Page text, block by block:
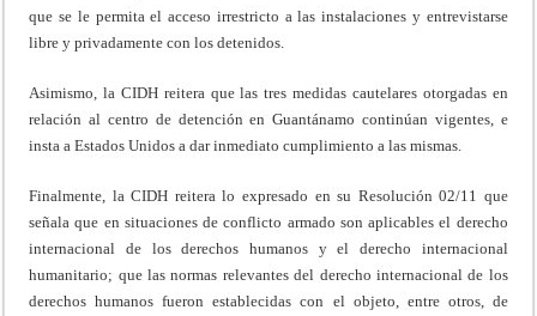
que se le permita el acceso irrestricto a las instalaciones y entrevistarse
libre y privadamente con los detenidos.
Asimismo, la CIDH reitera que las tres medidas cautelares otorgadas en
relación al centro de detención en Guantánamo continúan vigentes, e
insta a Estados Unidos a dar inmediato cumplimiento a las mismas.
Finalmente, la CIDH reitera lo expresado en su Resolución 02/11 que
señala que en situaciones de conflicto armado son aplicables el derecho
internacional de los derechos humanos y el derecho internacional
humanitario; que las normas relevantes del derecho internacional de los
derechos humanos fueron establecidas con el objeto, entre otros, de